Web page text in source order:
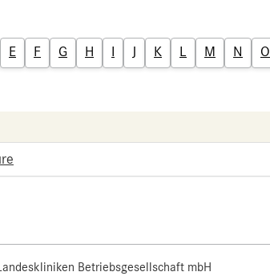
E F G H I J K L M N O
Betriebsgesellschaft mbH